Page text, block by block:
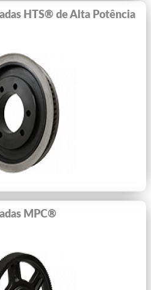
Ver Mais
HTS® de Alta Potência
MPC®